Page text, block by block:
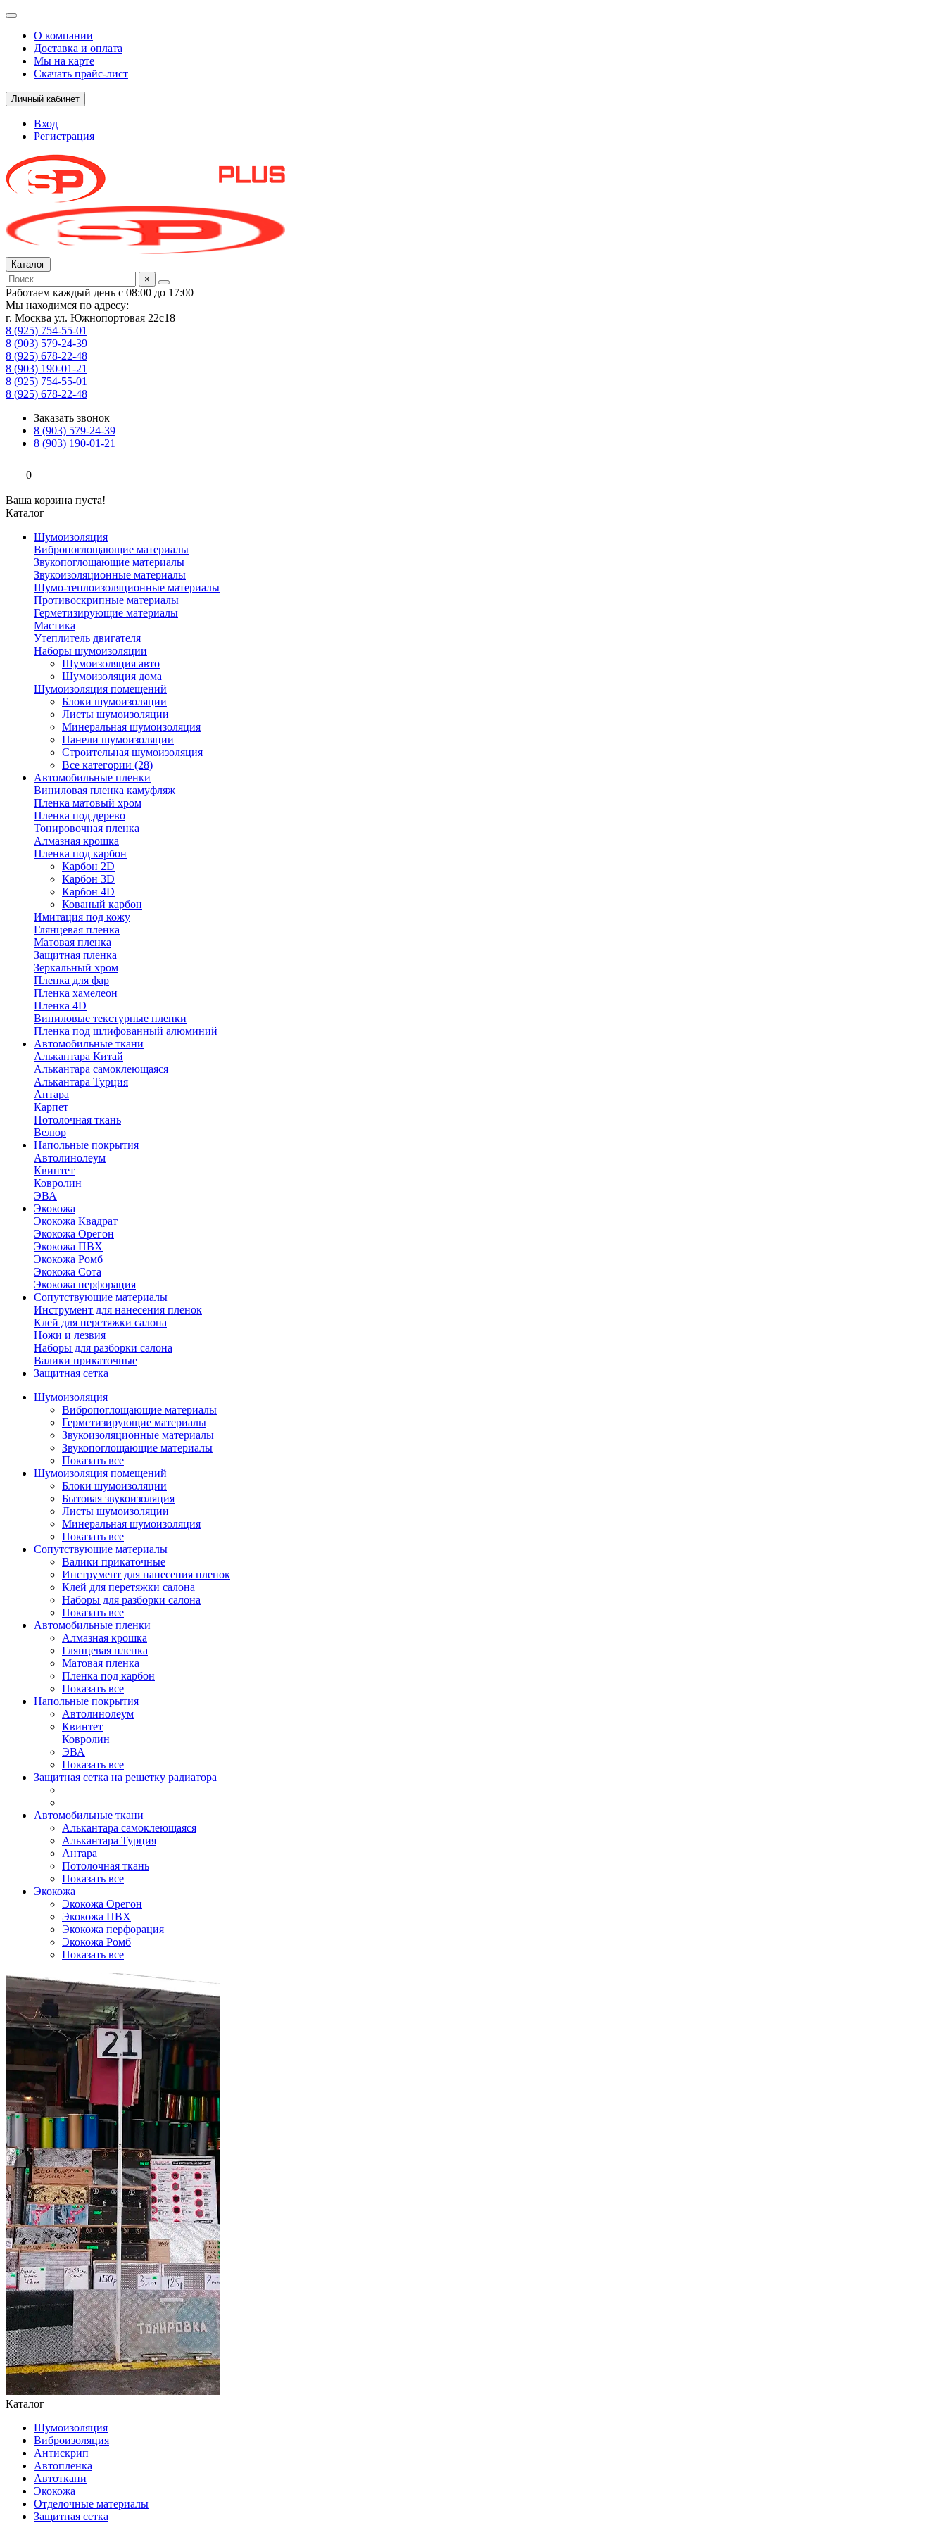
О компании
Доставка и оплата
Мы на карте
Скачать прайс-лист
Личный кабинет
Вход
Регистрация
Каталог
×
Работаем каждый день с 08:00 до 17:00
Мы находимся по адресу:
г. Москва ул. Южнопортовая 22с18
8 (925) 754-55-01
8 (903) 579-24-39
8 (925) 678-22-48
8 (903) 190-01-21
8 (925) 754-55-01
8 (925) 678-22-48
Заказать звонок
8 (903) 579-24-39
8 (903) 190-01-21
0
Ваша корзина пуста!
Каталог
Шумоизоляция
Вибропоглощающие материалы
Звукопоглощающие материалы
Звукоизоляционные материалы
Шумо-теплоизоляционные материалы
Противоскрипные материалы
Герметизирующие материалы
Мастика
Утеплитель двигателя
Наборы шумоизоляции
Шумоизоляция авто
Шумоизоляция дома
Шумоизоляция помещений
Блоки шумоизоляции
Листы шумоизоляции
Минеральная шумоизоляция
Панели шумоизоляции
Строительная шумоизоляция
Все категории (28)
Автомобильные пленки
Виниловая пленка камуфляж
Пленка матовый хром
Пленка под дерево
Тонировочная пленка
Алмазная крошка
Пленка под карбон
Карбон 2D
Карбон 3D
Карбон 4D
Кованый карбон
Имитация под кожу
Глянцевая пленка
Матовая пленка
Защитная пленка
Зеркальный хром
Пленка для фар
Пленка хамелеон
Пленка 4D
Виниловые текстурные пленки
Пленка под шлифованный алюминий
Автомобильные ткани
Алькантара Китай
Алькантара самоклеющаяся
Алькантара Турция
Антара
Карпет
Потолочная ткань
Велюр
Напольные покрытия
Автолинолеум
Квинтет
Ковролин
ЭВА
Экокожа
Экокожа Квадрат
Экокожа Орегон
Экокожа ПВХ
Экокожа Ромб
Экокожа Сота
Экокожа перфорация
Сопутствующие материалы
Инструмент для нанесения пленок
Клей для перетяжки салона
Ножи и лезвия
Наборы для разборки салона
Валики прикаточные
Защитная сетка
Шумоизоляция
Вибропоглощающие материалы
Герметизирующие материалы
Звукоизоляционные материалы
Звукопоглощающие материалы
Показать все
Шумоизоляция помещений
Блоки шумоизоляции
Бытовая звукоизоляция
Листы шумоизоляции
Минеральная шумоизоляция
Показать все
Сопутствующие материалы
Валики прикаточные
Инструмент для нанесения пленок
Клей для перетяжки салона
Наборы для разборки салона
Показать все
Автомобильные пленки
Алмазная крошка
Глянцевая пленка
Матовая пленка
Пленка под карбон
Показать все
Напольные покрытия
Автолинолеум
Квинтет
Ковролин
ЭВА
Показать все
Защитная сетка на решетку радиатора
Автомобильные ткани
Алькантара самоклеющаяся
Алькантара Турция
Антара
Потолочная ткань
Показать все
Экокожа
Экокожа Орегон
Экокожа ПВХ
Экокожа перфорация
Экокожа Ромб
Показать все
Каталог
Шумоизоляция
Виброизоляция
Антискрип
Автопленка
Автоткани
Экокожа
Отделочные материалы
Защитная сетка